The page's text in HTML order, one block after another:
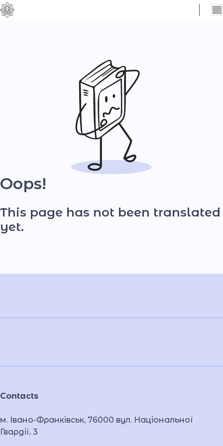
Контраст
Oops!
This page has not been translated
yet.
Contacts
м. Івано-Франківськ, 76000 вул. Національної
Гвардії, 3